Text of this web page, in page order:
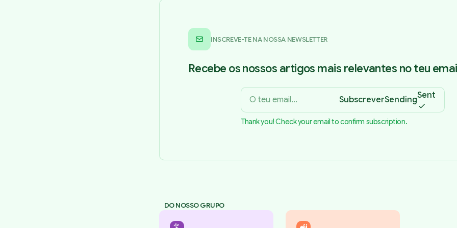
INSCREVE-TE NA NOSSA NEWSLETTER
Recebe os nossos artigos mais relevantes no teu
SubscreverSendingSent
Thank you! Check your email to confirm subscription.
DO NOSSO GRUPO